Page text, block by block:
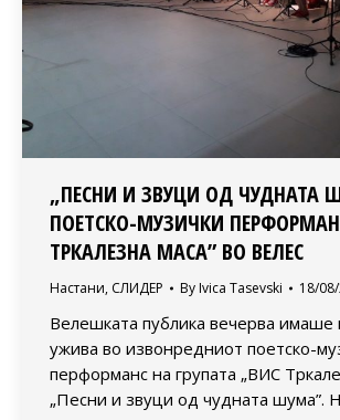
„ПЕСНИ И ЗВУЦИ ОД ЧУДНАТА
ПОЕТСКО-МУЗИЧКИ
ТРКАЛЕЗНА МАСА” ВО ВЕЛЕС
Настани, СЛИДЕР By Ivica Tasevski 18/
Велешката публика вечерва
ужива во извонредниот поетско-
перформанс на групата „ВИС
„Песни и звуци од чудната шума”.